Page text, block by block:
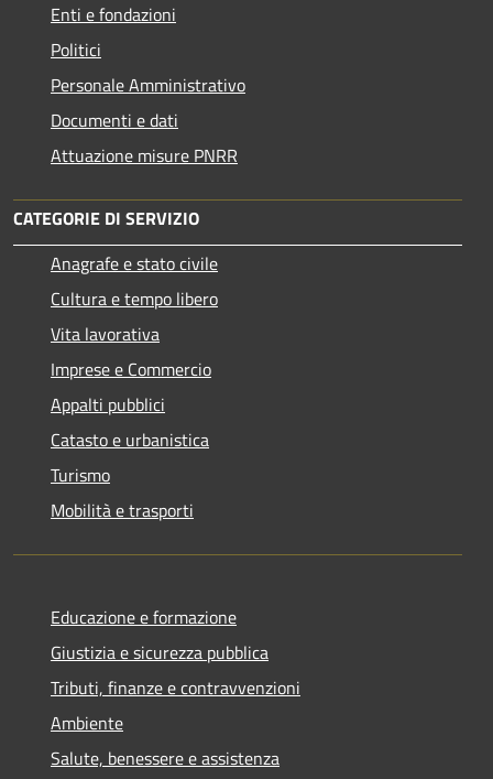
Enti e fondazioni
Politici
Personale Amministrativo
Documenti e dati
Attuazione misure PNRR
CATEGORIE DI SERVIZIO
Anagrafe e stato civile
Cultura e tempo libero
Vita lavorativa
Imprese e Commercio
Appalti pubblici
Catasto e urbanistica
Turismo
Mobilità e trasporti
Educazione e formazione
Giustizia e sicurezza pubblica
Tributi, finanze e contravvenzioni
Ambiente
Salute, benessere e assistenza